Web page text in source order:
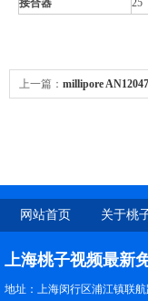
接合器
25
上一篇： millipore
网站首页 关于桃
新免
上海桃子视频最新
地址：上海闵行区浦江镇联